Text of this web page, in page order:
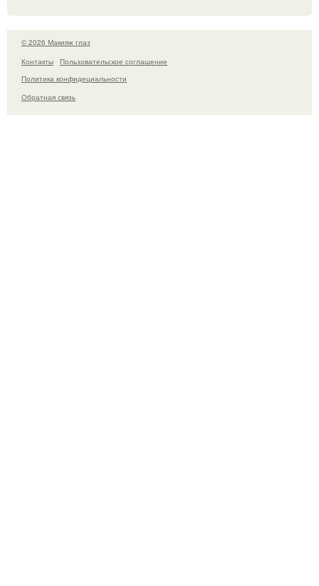
© 2026 Макияж глаз
Контакты
Пользовательское соглашение
Политика конфидециальности
Обратная связь